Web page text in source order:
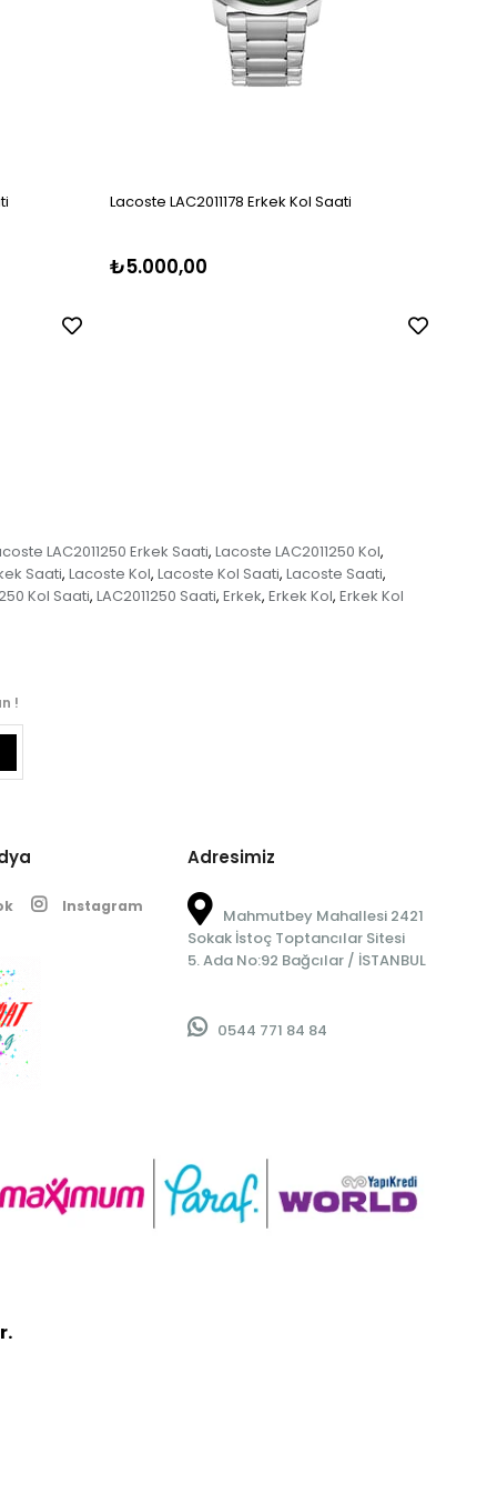
Lacoste LAC2011178 Erkek Kol Saati
₺5.000,00
LAC2011250 Erkek Saati, Lacoste LAC2011250 Kol,
Saati, Lacoste Kol, Lacoste Kol Saati, Lacoste Saati,
Kol Saati, LAC2011250 Saati, Erkek, Erkek Kol, Erkek Kol
!
Instagram
Adresimiz
Mahmutbey Mahallesi 2421
Sokak İstoç Toptancılar Sitesi
5. Ada No:92 Bağcılar / İSTANBUL
0544 771 84 84